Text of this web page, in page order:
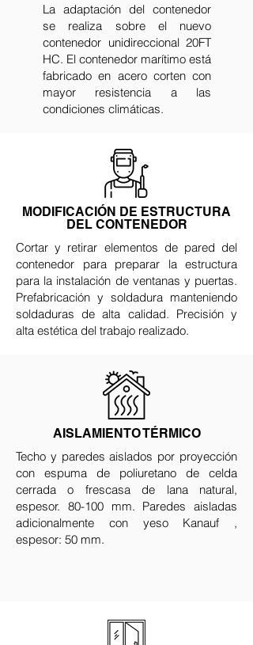
La adaptación del contenedor
se realiza sobre el nuevo
contenedor unidireccional 20FT
HC. El contenedor marítimo está
fabricado en acero corten con
mayor resistencia a las
condiciones climáticas.
MODIFICACIÓN DE ESTRUCTURA
DEL CONTENEDOR
Cortar y retirar elementos de pared del
contenedor para preparar la estructura
para la instalación de ventanas y puertas.
Prefabricación y soldadura manteniendo
soldaduras de alta calidad. Precisión y
alta estética del trabajo realizado.
AISLAMIENTO TÉRMICO
Techo y paredes aislados por proyección
con espuma de poliuretano de celda
cerrada o frescasa de lana natural,
espesor. 80-100 mm. Paredes aisladas
adicionalmente con yeso Kanauf ,
espesor: 50 mm.